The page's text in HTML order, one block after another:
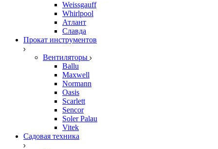
Weissgauff
Whirlpool
Атлант
Славда
Прокат инструментов
Вентиляторы
Ballu
Maxwell
Normann
Oasis
Scarlett
Sencor
Soler Palau
Vitek
Садовая техника